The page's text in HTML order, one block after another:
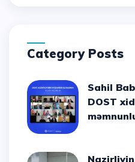
Category Posts
Sahil Babayev: Vətəndaşların
DOST
Nazirliyin təltif edilmiş